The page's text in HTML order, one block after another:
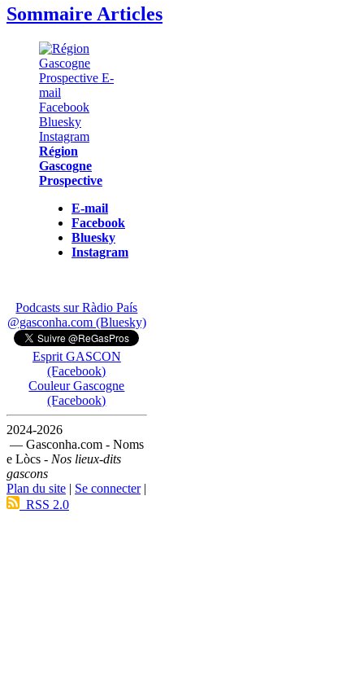
Sommaire Articles
Région
Gascogne
Prospective
E-mail
Facebook
Bluesky
Instagram
Podcasts sur Ràdio País
@gasconha.com (Bluesky)
Esprit GASCON
(Facebook)
Couleur Gascogne
(Facebook)
2024-2026
— Gasconha.com - Noms
e Lòcs - Nos lieux-dits
gascons
Plan du site | Se connecter|
RSS 2.0